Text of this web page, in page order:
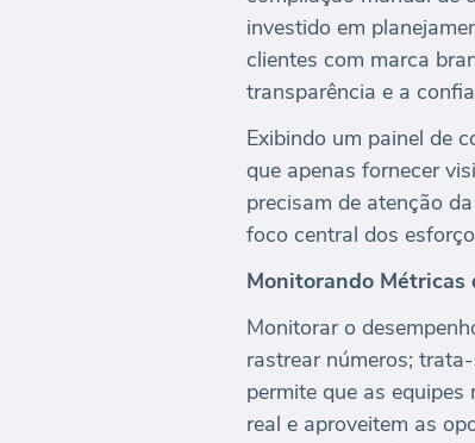
investido em
clientes com marca
transparência e a
Exibindo um painel de
que apenas fornecer
precisam de atenção
foco central dos
Monitorando Métricas
Monitorar o
rastrear números;
permite que as
real e aproveitem as